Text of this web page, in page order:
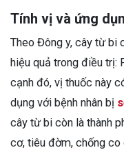
Tính vị và ứng
Theo Đông y, cây từ bi
hiệu quả trong điều trị:
cạnh đó, vị thuốc này
dụng với bệnh nhân bị
cây từ bi còn là thành
cơ, tiêu đờm, chống